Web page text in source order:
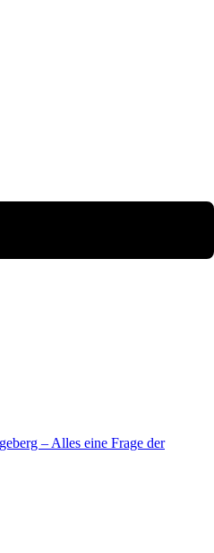
– Alles eine Frage der